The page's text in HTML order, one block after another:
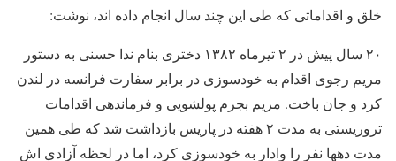
خلق و اقداماتی که طی این چند سال انجام داده اند، نوشت:
۲۰ سال پیش در ۲ تیرماه ۱۳۸۲ دختری بنام ندا حسنی به دستور
مریم رجوی اقدام به خودسوزی در برابر سفارت فرانسه در لندن
کرد و جان باخت. مریم بجرم پولشویی و فرماندهی اقدامات
تروریستی به مدت ۲ هفته در پاریس بازداشت شد که طی همین
مدت دهها نفر را وادار به خودسوزی کرد، اما در لحظه آزادی اش